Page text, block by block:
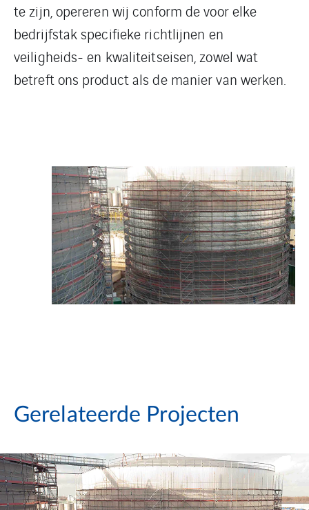
te zijn, opereren wij conform de voor elke
bedrijfstak specifieke richtlijnen en
veiligheids- en kwaliteitseisen, zowel wat
betreft ons product als de manier van werken.
Gerelateerde Projecten